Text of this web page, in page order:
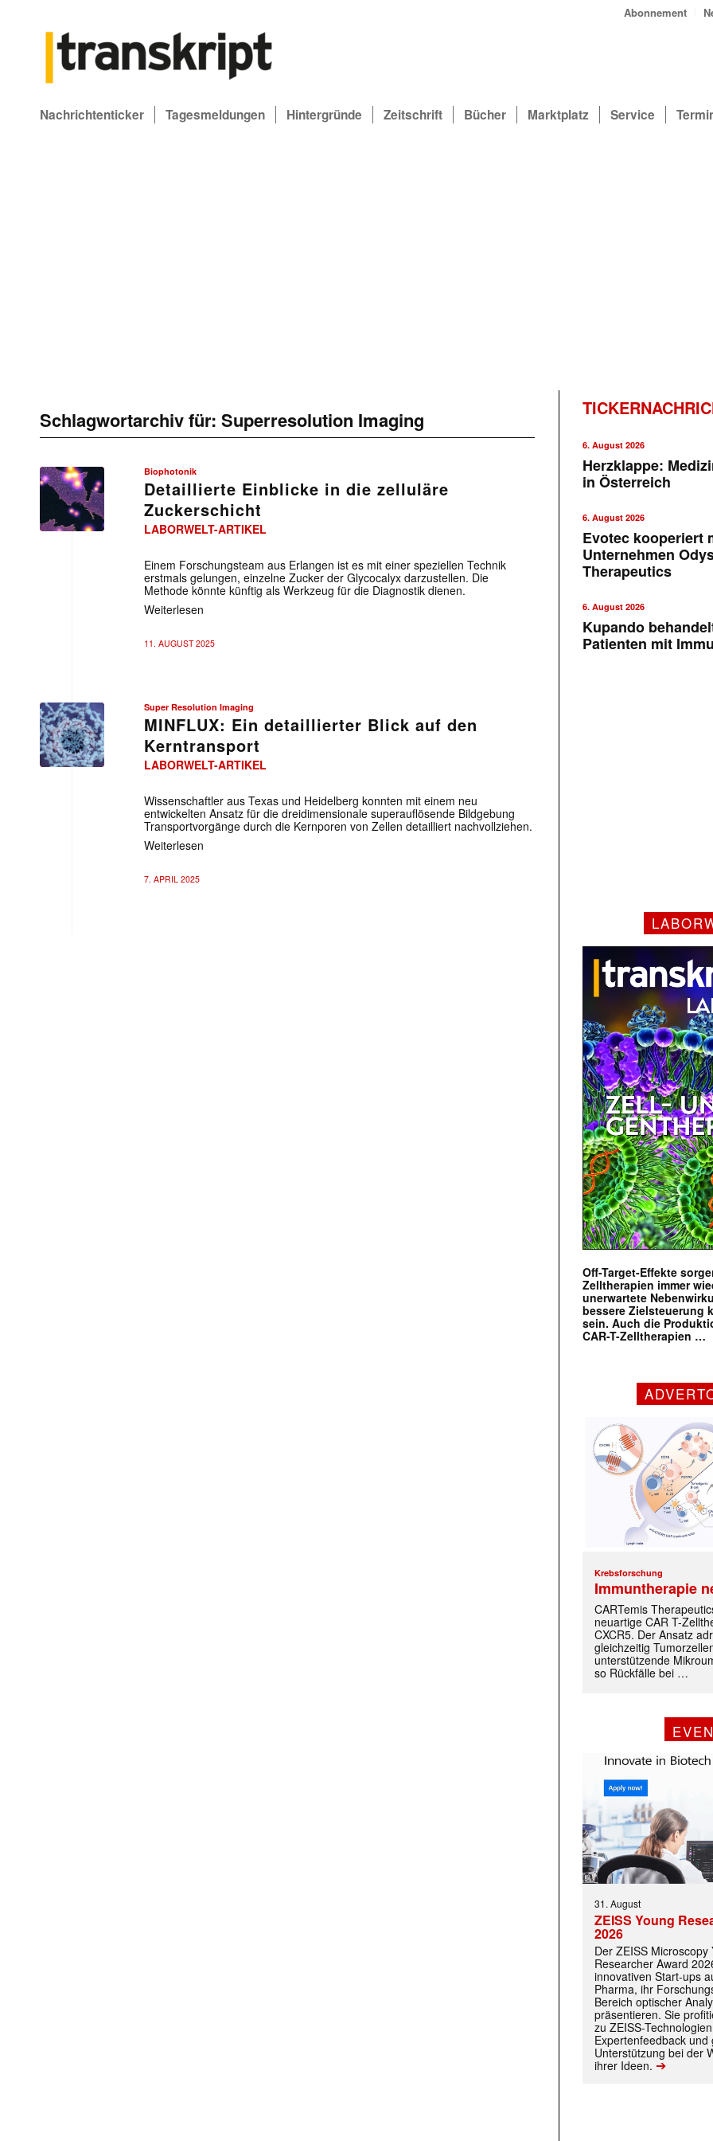
Abonnement
Nachrichtenticker Tagesmeldungen Hintergründe Zeitschrift Bücher Marktplatz Service
Schlagwortarchiv für: Superresolution Imaging
Biophotonik
Detaillierte Einblicke in die zelluläre
Zuckerschicht
LABORWELT-ARTIKEL
Einem Forschungsteam aus Erlangen ist es mit einer speziellen Technik
erstmals gelungen, einzelne Zucker der Glycocalyx darzustellen. Die
Methode könnte künftig als Werkzeug für die Diagnostik dienen.
Weiterlesen
11. AUGUST 2025
Super Resolution Imaging
MINFLUX: Ein detaillierter Blick auf den
Kerntransport
LABORWELT-ARTIKEL
Wissenschaftler aus Texas und Heidelberg konnten mit einem neu
entwickelten Ansatz für die dreidimensionale superauflösende Bildgebung
Transportvorgänge durch die Kernporen von Zellen detailliert nachvollziehen.
Weiterlesen
7. APRIL 2025
6. August 2026
Herzklappe:
in Österreich
6. August 2026
Evotec kooperiert
Unternehmen
Therapeutics
6. August 2026
Kupando
Patienten mit
Off-Target-Effekte
Zelltherapien immer
unerwartete
bessere Zielsteuerung
sein. Auch die
CAR-T-Zelltherapien …
Krebsforschung
Immuntherapie
CARTemis
neuartige CAR T-
CXCR5. Der Ansatz
gleichzeitig
unterstützende
so Rückfälle bei …
31. August
ZEISS Young
2026
Der ZEISS Microscopy
Researcher Award
innovativen Start-ups
Pharma, ihr
Bereich optischer
präsentieren. Sie
zu ZEISS-
Expertenfeedback und
Unterstützung bei der
ihrer Ideen. ➔